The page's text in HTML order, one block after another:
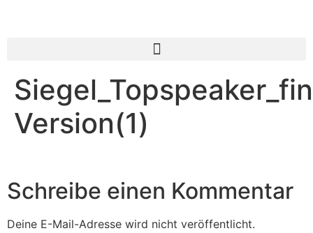
Version(1)
Schreibe einen Kommentar
Deine E-Mail-Adresse wird nicht veröffentlicht.